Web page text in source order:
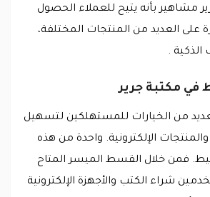
مشاهير بأنه يتيح للعملاء الحصول
على العديد من المنتجات المختلفة،
الذكية .
مكتبة جرير
من الخيارات للمستهلكين لتسهيل
الإلكترونية. واحدة من هذه
فمن خلال القسط الميسر المتاح
شراء الكتب والأجهزة الإلكترونية